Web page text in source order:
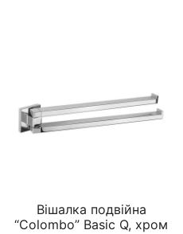
Вішалка подвійна
“Colombo” Basic Q, хром